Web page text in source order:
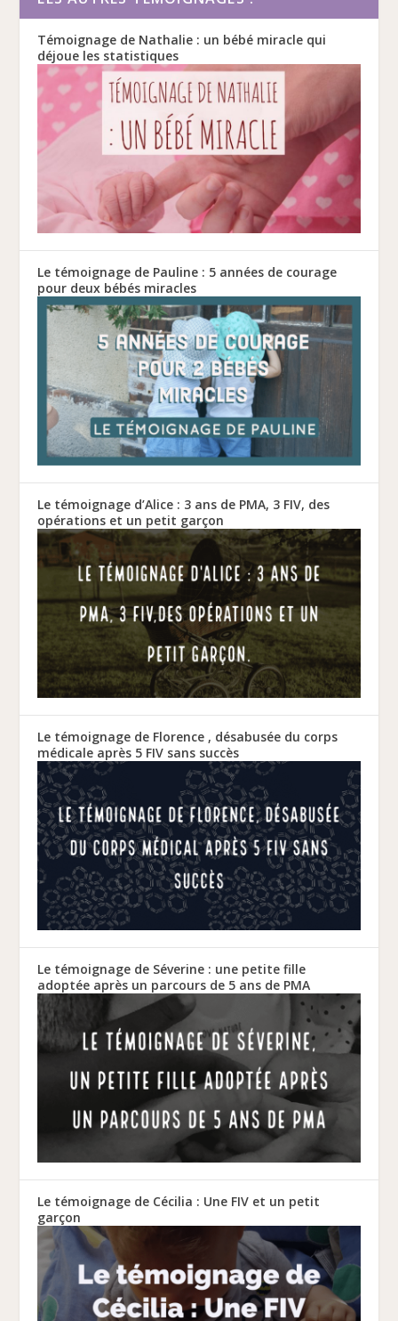
Témoignage de Nathalie : un bébé miracle qui
déjoue les statistiques
Le témoignage de Pauline : 5 années de courage
pour deux bébés miracles
Le témoignage d’Alice : 3 ans de PMA, 3 FIV, des
opérations et un petit garçon
Le témoignage de Florence , désabusée du corps
médicale après 5 FIV sans succès
Le témoignage de Séverine : une petite fille
adoptée après un parcours de 5 ans de PMA
Le témoignage de Cécilia : Une FIV et un petit
garçon